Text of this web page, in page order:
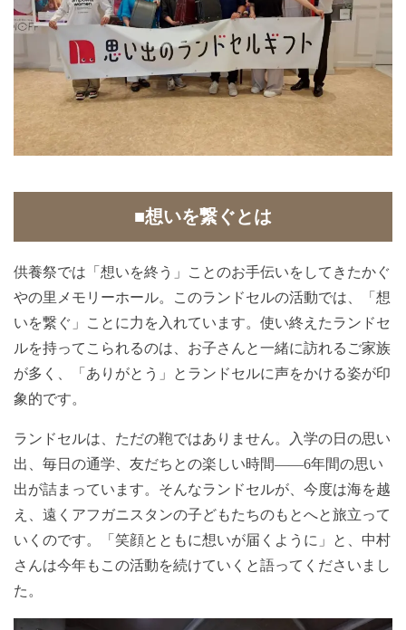
■想いを繋ぐとは
供養祭では「想いを終う」ことのお手伝いをしてきたかぐ
やの里メモリーホール。このランドセルの活動では、「想
いを繋ぐ」ことに力を入れています。使い終えたランドセ
ルを持ってこられるのは、お子さんと一緒に訪れるご家族
が多く、「ありがとう」とランドセルに声をかける姿が印
象的です。
ランドセルは、ただの鞄ではありません。入学の日の思い
出、毎日の通学、友だちとの楽しい時間――6年間の思い
出が詰まっています。そんなランドセルが、今度は海を越
え、遠くアフガニスタンの子どもたちのもとへと旅立って
いくのです。「笑顔とともに想いが届くように」と、中村
さんは今年もこの活動を続けていくと語ってくださいまし
た。